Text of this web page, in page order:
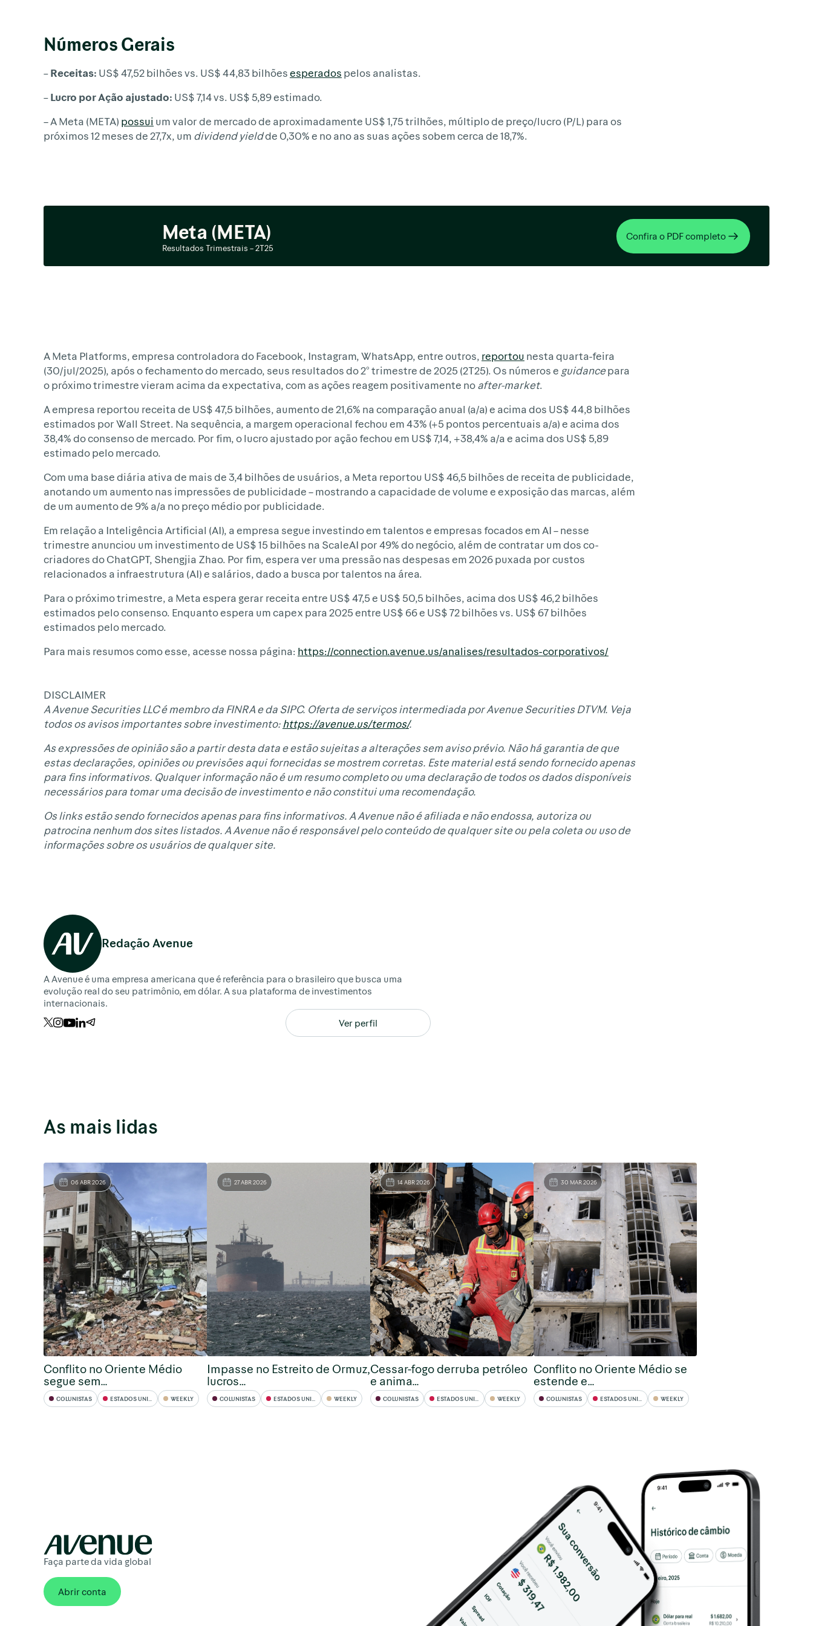
Números Gerais
– Receitas: US$ 47,52 bilhões vs. US$ 44,83 bilhõesesperados pelos analistas.
– Lucro por Ação ajustado: US$ 7,14 vs. US$ 5,89 estimado.
– A Meta (META) possui um valor de mercado de aproximadamente US$ 1,75 trilhões, múltiplo de preço/lucro (P/L) para os
próximos 12 meses de 27,7x, um dividend yieldde 0,30% e no ano as suas ações sobem cerca de 18,7%.
Meta (META)
Resultados Trimestrais – 2T25
Confira o PDF completo
A Meta Platforms, empresa controladora do Facebook, Instagram, WhatsApp, entre outros, reportou nesta quarta-feira
(30/jul/2025), após o fechamento do mercado, seus resultados do 2° trimestre de 2025 (2T25). Os números e guidancepara
o próximo trimestre vieram acima da expectativa, com as ações reagem positivamente noafter-market.
A empresa reportou receita de US$ 47,5 bilhões, aumento de 21,6% na comparação anual (a/a) e acima dos US$ 44,8 bilhões
estimados por Wall Street. Na sequência, a margem operacional fechou em 43% (+5 pontos percentuais a/a) e acima dos
38,4% do consenso de mercado. Por fim, o lucro ajustado por ação fechou em US$ 7,14, +38,4% a/a e acima dos US$ 5,89
estimado pelo mercado.
Com uma base diária ativa de mais de 3,4 bilhões de usuários, a Meta reportou US$ 46,5 bilhões de receita de publicidade,
anotando um aumento nas impressões de publicidade – mostrando a capacidade de volume e exposição das marcas, além
de um aumento de 9% a/a no preço médio por publicidade.
Em relação a Inteligência Artificial (AI), a empresa segue investindo em talentos e empresas focados em AI – nesse
trimestre anunciou um investimento de US$ 15 bilhões na ScaleAI por 49% do negócio, além de contratar um dos co-
criadores do ChatGPT, Shengjia Zhao. Por fim, espera ver uma pressão nas despesas em 2026 puxada por custos
relacionados a infraestrutura (AI) e salários, dado a busca por talentos na área.
Para o próximo trimestre, a Meta espera gerar receita entre US$ 47,5 e US$ 50,5 bilhões, acima dos US$ 46,2 bilhões
estimados pelo consenso. Enquanto espera um capex para 2025 entre US$ 66 e US$ 72 bilhões vs. US$ 67 bilhões
estimados pelo mercado.
Para mais resumos como esse, acesse nossa página: https://connection.avenue.us/analises/resultados-corporativos/
DISCLAIMER
A Avenue Securities LLC é membro da FINRA e da SIPC. Oferta de serviços intermediada por Avenue Securities DTVM. Veja
todos os avisos importantes sobre investimento: https://avenue.us/termos/.
As expressões de opinião são a partir desta data e estão sujeitas a alterações sem aviso prévio. Não há garantia de que
estas declarações, opiniões ou previsões aqui fornecidas se mostrem corretas. Este material está sendo fornecido apenas
para fins informativos. Qualquer informação não é um resumo completo ou uma declaração de todos os dados disponíveis
necessários para tomar uma decisão de investimento e não constitui uma recomendação.
Os links estão sendo fornecidos apenas para fins informativos. A Avenue não é afiliada e não endossa, autoriza ou
patrocina nenhum dos sites listados. A Avenue não é responsável pelo conteúdo de qualquer site ou pela coleta ou uso de
informações sobre os usuários de qualquer site.
Redação Avenue
A Avenue é uma empresa americana que é referência para o brasileiro que busca uma
evolução real do seu patrimônio, em dólar. A sua plataforma de investimentos
internacionais.
Ver perfil
As mais lidas
06 ABR 2026
Conflito no Oriente Médio
segue sem…
COLUNISTAS ESTADOS UNIDOS WEEKLY
27 ABR 2026
Impasse no Estreito de Ormuz,
lucros…
COLUNISTAS ESTADOS UNIDOS WEEKLY
14 ABR 2026
Cessar-fogo derruba petróleo
e anima…
COLUNISTAS ESTADOS UNIDOS WEEKLY
30 MAR 2026
Conflito no Oriente Médio se
estende e…
COLUNISTAS ESTADOS UNIDOS WEEKLY
Faça parte da vida global
Abrir conta